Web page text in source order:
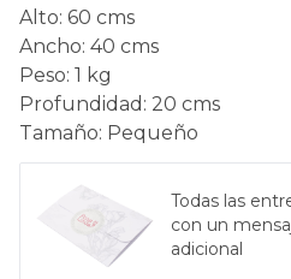
Alto: 60 cms
Ancho: 40 cms
Peso: 1 kg
Profundidad : 20 cms
Tamaño: Pequeño
Todas las
con un
adicional